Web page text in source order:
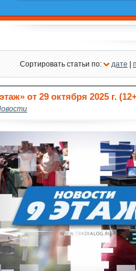
Сортировать статьи по: дате |
от 29 октября 2025 г.